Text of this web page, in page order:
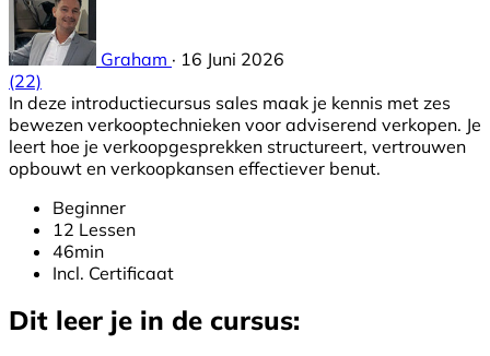
Graham · 16 Juni 2026
(22)
In deze introductiecursus sales maak je kennis met zes
bewezen verkooptechnieken voor adviserend verkopen. Je
leert hoe je verkoopgesprekken structureert, vertrouwen
opbouwt en verkoopkansen effectiever benut.
Beginner
12 Lessen
46min
Incl. Certificaat
Dit leer je in de cursus: